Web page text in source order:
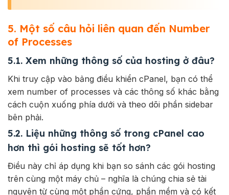
5. Một số câu hỏi liên quan đến Number
of Processes
5.1. Xem những thông số của hosting ở đâu?
Khi truy cập vào bảng điều khiển cPanel, bạn có thể
xem number of processes và các thông số khác bằng
cách cuộn xuống phía dưới và theo dõi phần sidebar
bên phải.
5.2. Liệu những thông số trong cPanel cao
hơn thì gói hosting sẽ tốt hơn?
Điều này chỉ áp dụng khi bạn so sánh các gói hosting
trên cùng một máy chủ – nghĩa là chúng chia sẻ tài
nguyên từ cùng một phần cứng, phần mềm và có kết